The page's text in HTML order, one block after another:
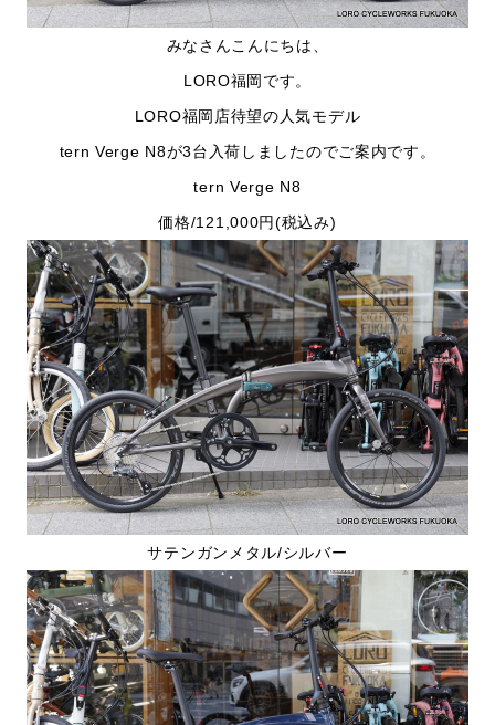
みなさんこんにちは、
LORO福岡です。
LORO福岡店待望の人気モデル
tern Verge N8が3台入荷しましたのでご案内です。
tern Verge N8
価格/121,000円(税込み)
サテンガンメタル/シルバー